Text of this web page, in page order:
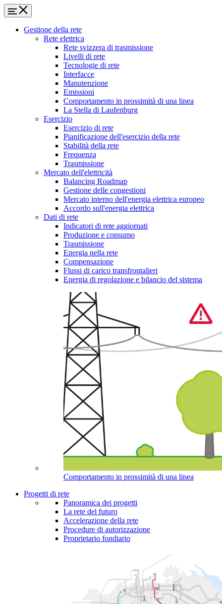
Gestione della rete
Rete elettrica
Rete svizzera di trasmissione
Livelli di rete
Tecnologie di rete
Interfacce
Manutenzione
Emissioni
Comportamento in prossimità di una linea
La Stella di Laufenburg
Esercizio
Esercizio di rete
Pianificazione dell'esercizio della rete
Stabilità della rete
Frequenza
Trasmissione
Mercato dell'elettricità
Balancing Roadmap
Gestione delle congestioni
Mercato interno dell'energia elettrica europeo
Accordo sull'energia elettrica
Dati di rete
Indicatori di rete aggiornati
Produzione e consumo
Trasmissione
Energia nella rete
Compensazione
Flussi di carico transfrontalieri
Energia di regolazione e bilancio del sistema
Comportamento in prossimità di una linea
Progetti di rete
Panoramica dei progetti
La rete del futuro
Accelerazione della rete
Procedure di autorizzazione
Proprietario fondiario